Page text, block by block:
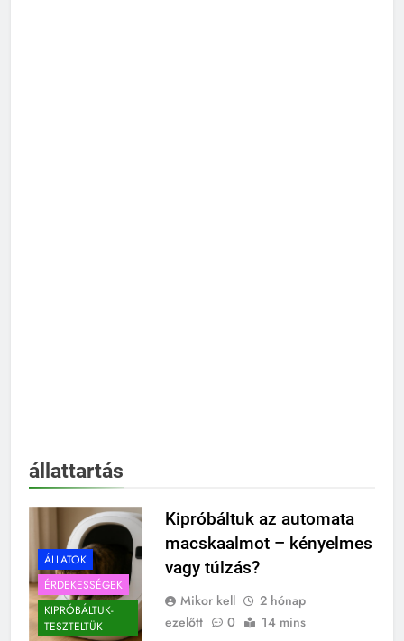
állattartás
ÁLLATOK
ÉRDEKESSÉGEK
KIPRÓBÁLTUK-
TESZTELTÜK
Kipróbáltuk az automata
macskaalmot – kényelmes
vagy túlzás?
Mikor kell
2 hónap
ezelőtt
0 14 mins